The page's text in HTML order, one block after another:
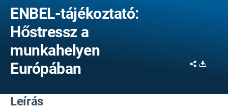
ENBEL-tájékoztató:
Hőstressz a
munkahelyen
Európában
Share
Leírás